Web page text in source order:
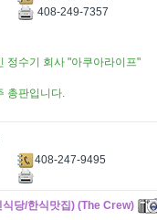
408-249-7357
정수기 회사 "아쿠아라이프"
총판입니다.
408-247-9495
당/한식맛집) (The Crew)